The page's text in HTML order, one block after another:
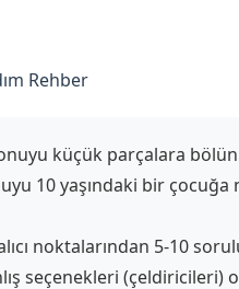
Rehber
küçük parçalara
10 yaşındaki bir çocuğa
noktalarından 5-10
seçenekleri (çeldiricileri)